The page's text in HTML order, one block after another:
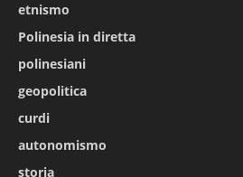
etnismo
Polinesia in diretta
polinesiani
geopolitica
curdi
autonomismo
storia